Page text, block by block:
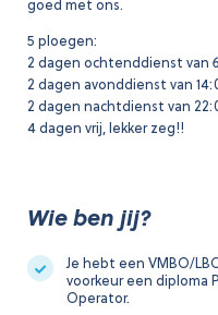
goed met ons.
5 ploegen:
2 dagen ochtenddienst van
2 dagen avonddienst van
2 dagen nachtdienst van
4 dagen vrij, lekker zeg!!
Wie ben jij?
Je hebt een VMBO/
voorkeur een diploma
Operator.